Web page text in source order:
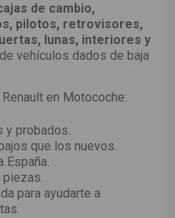
de cambio,
pilotos, retrovisores,
lunas, interiores y
vehículos dados de baja
en Motocoche:
y probados.
que los nuevos.
España.
piezas.
para ayudarte a